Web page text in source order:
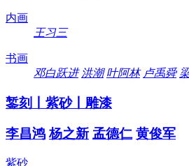
内画
王习三
书画
邓白跃进 洪潮 叶阿林 卢禹舜
錾刻丨紫砂丨雕漆
李昌鸿 杨之新 孟德仁 黄俊军
紫砂